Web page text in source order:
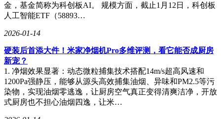
金，基金简称为科创板AI。 规模方面，截止1月12日，科创板
人工智能ETF（58893…
2026-01-14
硬装后首添大件！米家净烟机Pro多维评测，看它能否成厨房
新宠？
1. 净烟效果显著：动态微粒捕集技术搭配14m/s超高风速和
1200Pa强静压，能够从源头高效捕集油烟、异味和PM2.5等污
染物，实现油烟零逃逸，让厨房空气真正变得清爽洁净，开放
式厨房也不担心油烟四逸，让米…